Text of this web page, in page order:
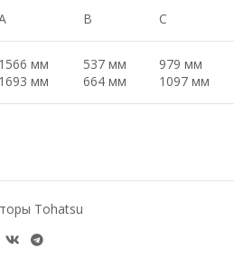
B C
1566 мм
1693 мм
537 мм
664 мм
979 мм
1097 мм
Tohatsu